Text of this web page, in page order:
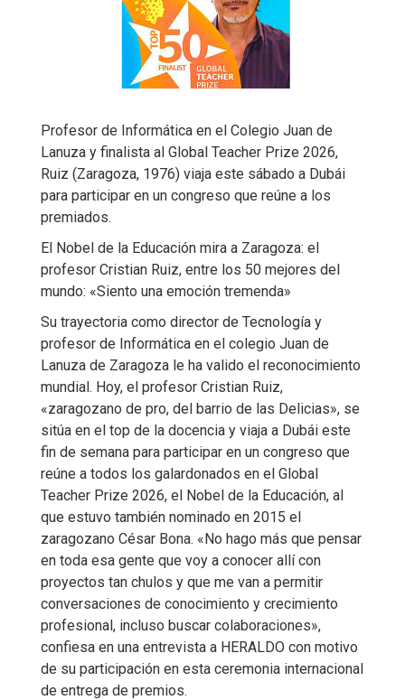
Profesor de Informática en el Colegio Juan de
Lanuza y finalista al Global Teacher Prize 2026,
Ruiz (Zaragoza, 1976) viaja este sábado a Dubái
para participar en un congreso que reúne a los
premiados.
El Nobel de la Educación mira a Zaragoza: el
profesor Cristian Ruiz, entre los 50 mejores del
mundo: «Siento una emoción tremenda»
Su trayectoria como director de Tecnología y
profesor de Informática en el colegio Juan de
Lanuza de Zaragoza le ha valido el reconocimiento
mundial. Hoy, el profesor Cristian Ruiz,
«zaragozano de pro, del barrio de las Delicias», se
sitúa en el top de la docencia y viaja a Dubái este
fin de semana para participar en un congreso que
reúne a todos los galardonados en el Global
Teacher Prize 2026, el Nobel de la Educación, al
que estuvo también nominado en 2015 el
zaragozano César Bona. «No hago más que pensar
en toda esa gente que voy a conocer allí con
proyectos tan chulos y que me van a permitir
conversaciones de conocimiento y crecimiento
profesional, incluso buscar colaboraciones»,
confiesa en una entrevista a HERALDO con motivo
de su participación en esta ceremonia internacional
de entrega de premios.